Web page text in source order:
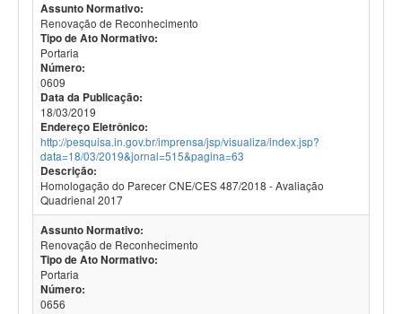
Assunto Normativo:
Renovação de Reconhecimento
Tipo de Ato Normativo:
Portaria
Número:
0609
Data da Publicação:
18/03/2019
Endereço Eletrônico:
http://pesquisa.in.gov.br/imprensa/jsp/visualiza/index.jsp?
data=18/03/2019&jornal=515&pagina=63
Descrição:
Homologação do Parecer CNE/CES 487/2018 - Avaliação
Quadrienal 2017
Assunto Normativo:
Renovação de Reconhecimento
Tipo de Ato Normativo:
Portaria
Número:
0656